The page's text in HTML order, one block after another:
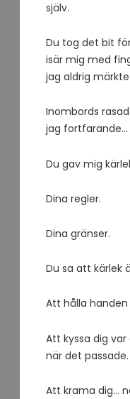
själv.
Du tog det bit
isär mig med
jag aldrig
Inombords
jag fortfarande…
Du gav mig
Dina regler.
Dina gränser.
Du sa att kärlek
Att hålla
Att kyssa dig
när det passade.
Att krama dig…